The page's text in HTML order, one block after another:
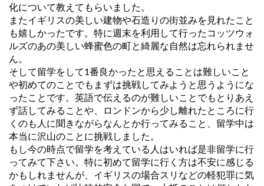
化について教えてもらいました。
またイギリスの美しい建物や石造りの街並みを見れたこと
も嬉しかったです。特に週末を利用して行ったコッツウォ
ルズのあの美しい蜂蜜色の町と綺麗な自然は忘れられませ
ん。
そして留学をして1番良かったと思えることは難しいこと
や初めてのことでもまずは挑戦してみようと思うようにな
ったことです。英語で伝えるのが難しいことでもとりあえ
ず話してみることや、ロンドンから少し離れたところに行
くのも人に聞きながらなんとか行ってみること、留学中は
本当に沢山のことに挑戦しました。
もし今の時点で留学を考えている人はいれば是非留学に行
ってみて下さい。特に初めて留学に行く方は不安に感じる
かもしれませんが、イギリスの場合スリなどの軽犯罪に気